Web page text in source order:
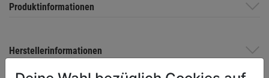
Produktinformationen
Herstellerinformationen